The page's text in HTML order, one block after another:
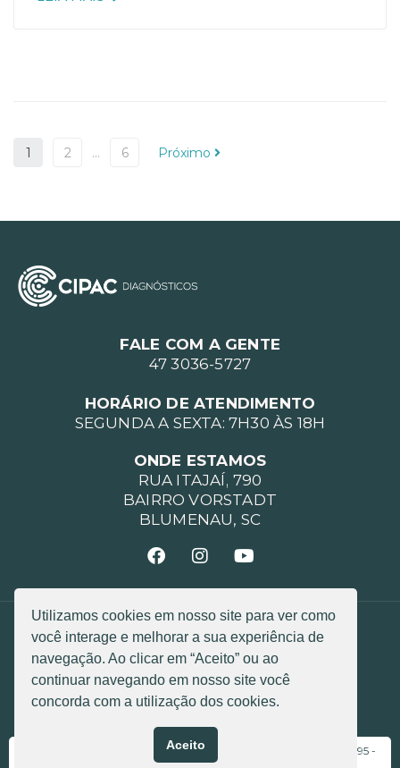
1 2 … 6 Próximo
FALE COM A GENTE
47 3036-5727
HORÁRIO DE ATENDIMENTO
SEGUNDA A SEXTA: 7H30 ÀS 18H
ONDE ESTAMOS
RUA ITAJAÍ, 790
BAIRRO VORSTADT
BLUMENAU, SC
POLÍTICA DE PRIVACIDADE
POLÍTICA DE COOKIES
CÓDIGO DE ÉTICA
Razão Social: LGL ASSESSORIA MEDICA LTDA
CNPJ: 05.346.894/0001-90
© 2025 Todos os direitos reservados
Responsável Técnica: Dra. Luzete Cristina Silva Granero - CRM 8195 -
RQE 2974
Utilizamos cookies em nosso site para ver como
você interage e melhorar a sua experiência de
navegação. Ao clicar em “Aceito” ou ao
continuar navegando em nosso site você
concorda com a utilização dos cookies.
Aceito